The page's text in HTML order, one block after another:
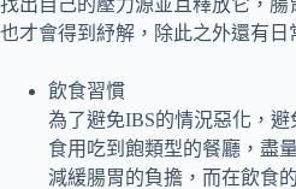
也才會得到紓解，除此之外還有日
飲食習慣
為了避免IBS的情況惡化，
食用吃到飽類型的餐廳，盡
減緩腸胃的負擔，而在飲食